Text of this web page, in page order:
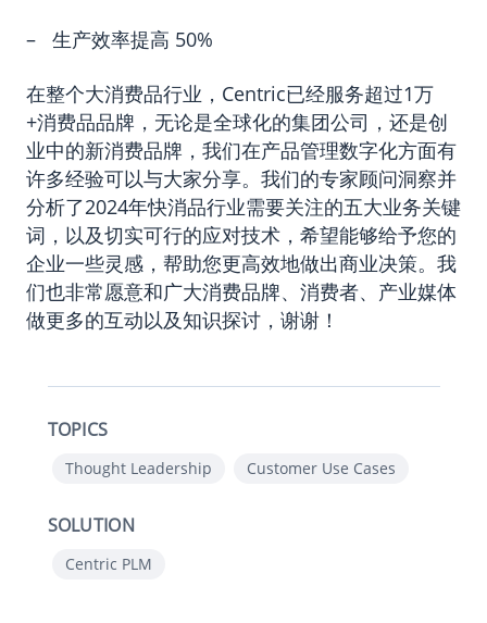
– 生产效率提高 50%
在整个大消费品行业，Centric已经服务超过1万
+消费品品牌，无论是全球化的集团公司，还是创
业中的新消费品牌，我们在产品管理数字化方面有
许多经验可以与大家分享。我们的专家顾问洞察并
分析了2024年快消品行业需要关注的五大业务关键
词，以及切实可行的应对技术，希望能够给予您的
企业一些灵感，帮助您更高效地做出商业决策。我
们也非常愿意和广大消费品牌、消费者、产业媒体
做更多的互动以及知识探讨，谢谢！
TOPICS
Thought Leadership Customer Use Cases
SOLUTION
Centric PLM